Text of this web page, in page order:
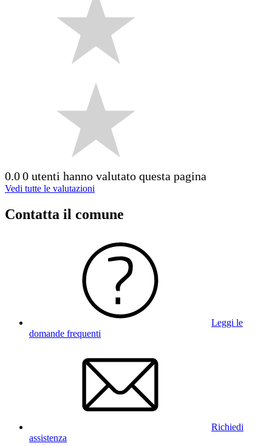
0.00 utenti hanno valutato questa pagina
Vedi tutte le valutazioni
Contatta il comune
Leggi le
domande frequenti
Richiedi
assistenza